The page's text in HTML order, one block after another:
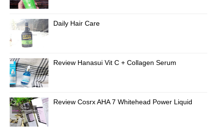
Daily Hair Care
Review Hanasui Vit C + Collagen Serum
Review Cosrx AHA 7 Whitehead Power Liquid